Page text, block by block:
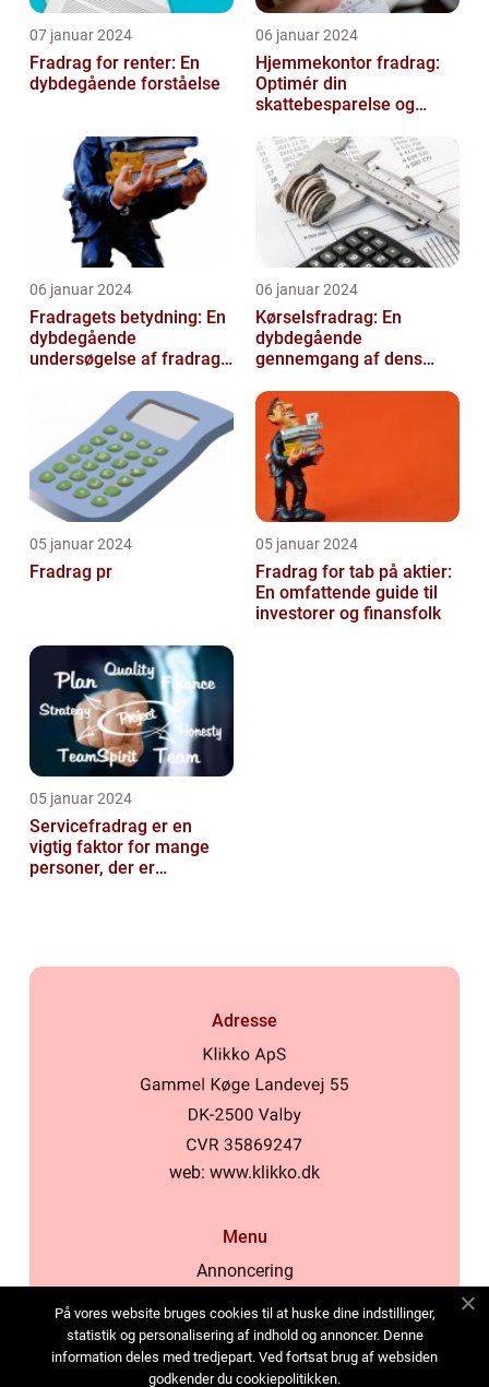
07 januar 2024
Fradrag for renter: En
dybdegående forståelse
06 januar 2024
Hjemmekontor fradrag:
Optimér din
skattebesparelse og
06 januar 2024
Fradragets betydning: En
dybdegående
undersøgelse af fradrag
06 januar 2024
Kørselsfradrag: En
dybdegående
gennemgang af dens
over tid
05 januar 2024
Fradrag pr
05 januar 2024
Fradrag for tab på aktier:
En omfattende guide til
investorer og finansfolk
05 januar 2024
Servicefradrag er en
vigtig faktor for mange
personer, der er
Adresse
web: www.klikko.dk
Menu
Annoncering
Cookies
Kontakt os
På vores website bruges cookies til at huske dine indstillinger,
statistik og personalisering af indhold og annoncer. Denne
information deles med tredjepart. Ved fortsat brug af websiden
godkender du cookiepolitikken.